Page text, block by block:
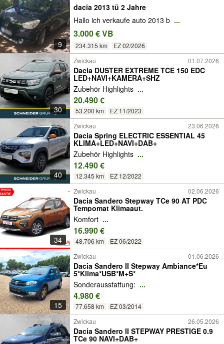
9
dacia 2013 tü 2 Jahre
Hallo ich verkaufe auto 2013 b ...
3.000 € VB
234.315 km EZ 02/2026
30
Zwickau 01.07.2026
Dacia DUSTER EXTREME TCE 150 EDC
LED+NAVI+KAMERA+SHZ
Zubehör Highlights ...
20.490 €
53.200 km EZ 11/2023
40
Zwickau 23.06.2026
Dacia Spring ELECTRIC ESSENTIAL 45
KLIMA+LED+NAVI+DAB+
Zubehör Highlights ...
12.490 €
12.345 km EZ 12/2022
34
Zwickau 02.06.2026
Dacia Sandero Stepway TCe 90 AT PDC
Tempomat Klimaaut.
Komfort ...
16.990 €
48.706 km EZ 06/2022
15
Zwickau 01.06.2026
Dacia Sandero II Stepway Ambiance*Eu
5*Klima*USB*M+S*
Sonderausstattung: ...
4.980 €
77.658 km EZ 03/2014
Zwickau 26.05.2026
Dacia Sandero II STEPWAY PRESTIGE 0.9
TCe 90 NAVI+DAB+